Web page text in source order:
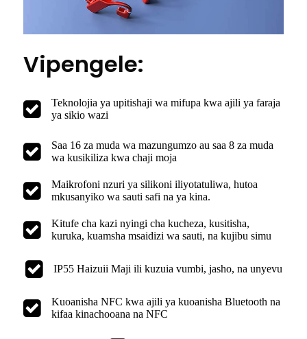
Vipengele:
Teknolojia ya upitishaji wa mifupa kwa ajili ya faraja
ya sikio wazi
Saa 16 za muda wa mazungumzo au saa 8 za muda
wa kusikiliza kwa chaji moja
Maikrofoni nzuri ya silikoni iliyotatuliwa, hutoa
mkusanyiko wa sauti safi na ya kina.
Kitufe cha kazi nyingi cha kucheza, kusitisha,
kuruka, kuamsha msaidizi wa sauti, na kujibu simu
IP55 Haizuii Maji ili kuzuia vumbi, jasho, na unyevu
Kuoanisha NFC kwa ajili ya kuoanisha Bluetooth na
kifaa kinachooana na NFC